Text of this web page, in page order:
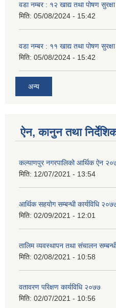
वडा नम्बर : १२ खाद्य तथा पोषण
मिति: 05/08/2024 - 15:42
वडा नम्बर : ११ खाद्य तथा पोषण
मिति: 05/08/2024 - 15:42
अन्य
ऐन, कानुन तथा
कल्याणपुर नगरपालिको आर्थिक ऐन
मिति: 12/07/2021 - 13:54
आर्थिक सहयोग सम्बन्धी कार्यविधि
मिति: 02/09/2021 - 12:01
तालिम व्यवस्थापन तथा संचालन
मिति: 02/08/2021 - 10:58
वतावरण परिक्षण कार्यविधि २०७७
मिति: 02/07/2021 - 10:56